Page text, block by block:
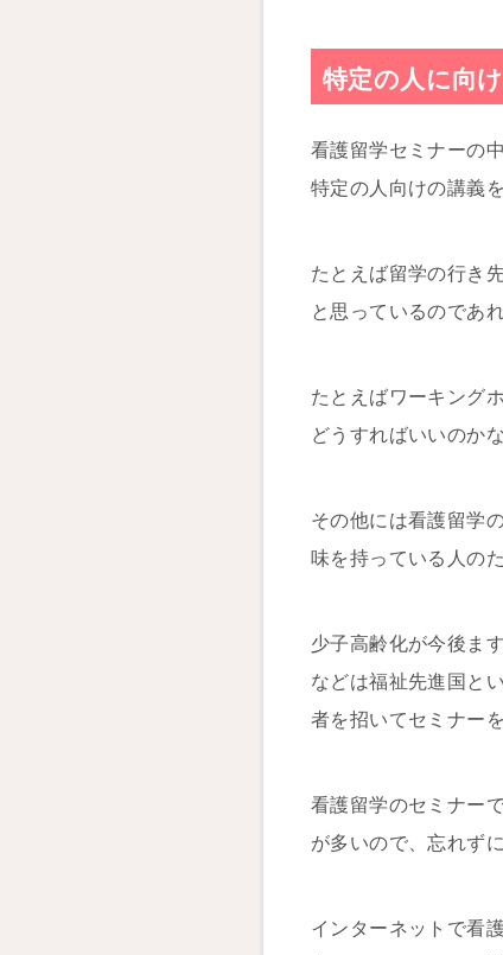
特定の人に向
看護留学セミナーの
特定の人向けの講義
たとえば留学の行き
と思っているのであ
たとえばワーキング
どうすればいいのか
その他には看護留学
味を持っている人の
少子高齢化が今後ま
などは福祉先進国と
者を招いてセミナー
看護留学のセミナー
が多いので、忘れず
インターネットで看